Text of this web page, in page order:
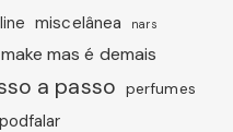
miscelânea nars
mas é demais
a passo perfumes
podfalar